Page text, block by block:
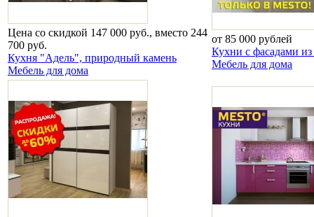
Цена со скидкой 147 000 руб., вместо 244
700 руб.
Кухня "Адель", природный камень
Мебель для дома
от 85 000 рублей
Кухни с фасадами
Мебель для дома